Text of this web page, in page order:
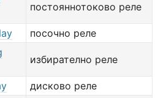
постояннотоково реле
посочно реле
избирателно реле
дисково реле